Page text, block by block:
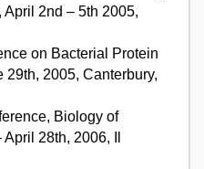
2nd – 5th 2005,
on Bacterial Protein
29th, 2005, Canterbury,
Biology of
28th, 2006, Il